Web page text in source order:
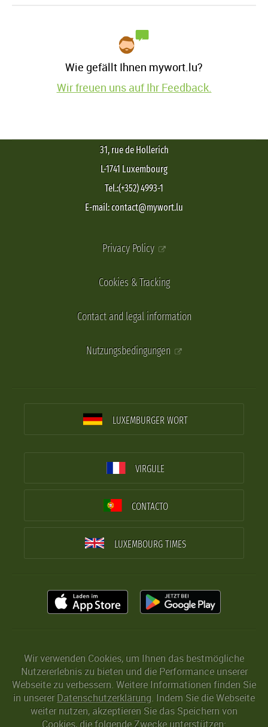
Wie gefällt Ihnen mywort.lu?
Wir freuen uns auf Ihr Feedback.
31, rue de Hollerich
L-1741 Luxembourg
Tel.:(+352) 4993-1
E-mail: contact@mywort.lu
Privacy Policy
Cookies & Tracking
Contact and legal information
Nutzungsbedingungen
LUXEMBURGER WORT
VIRGULE
CONTACTO
LUXEMBOURG TIMES
Wir verwenden Cookies, um Ihnen das bestmögliche
Nutzererlebnis zu bieten und die Performance unserer
Webseite zu verbessern. Weitere Informationen finden Sie
in unserer Datenschutzerklärung. Indem Sie die Webseite
weiter nutzen, akzeptieren Sie das Speichern von
Cookies, die folgende Zwecke unterstützen: